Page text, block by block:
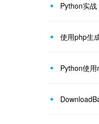
Python实
使用php生
Python使